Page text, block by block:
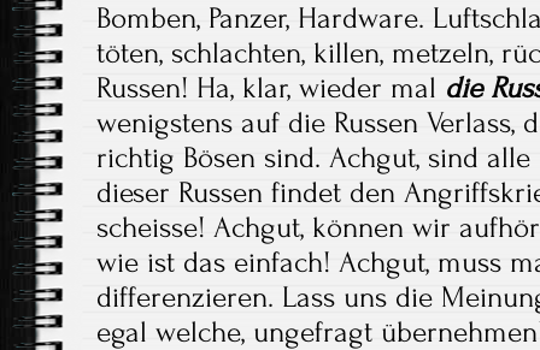
Bomben, Panzer, Hardware.
töten, schlachten, killen, metzeln,
Russen! Ha, klar, wieder mal die
wenigstens auf die Russen Verlass,
richtig Bösen sind. Achgut, sind
dieser Russen findet den
scheisse! Achgut, können wir
wie ist das einfach! Achgut, muss
differenzieren. Lass uns die
egal welche, ungefragt